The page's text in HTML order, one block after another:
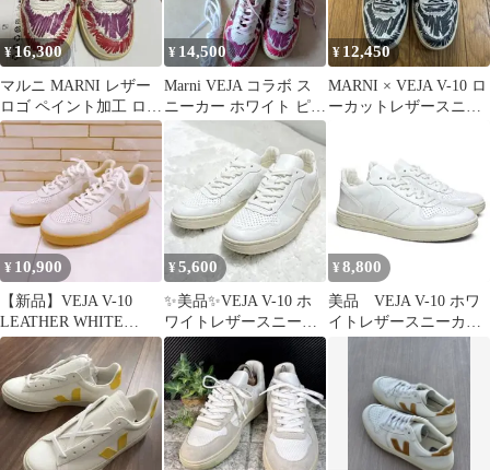
¥16,300
マルニ MARNI レザー
ロゴ ペイント加工 ロー
カット スニーカー
¥ 14,500
Marni VEJA コラボ ス
ニーカー ホワイト ピン
ク マルニ 26cm
¥ 12,450
MARNI × VEJA V-10 ロ
ーカットレザースニー
¥ 10,900
【新品】VEJA V-10
LEATHER WHITE
NATURAL US9
¥5,600
✨美品✨VEJA V-10 ホ
ワイトレザースニーカ
ー
¥ 8,800
美品 VEJA V-10 ホワ
イトレザースニーカ